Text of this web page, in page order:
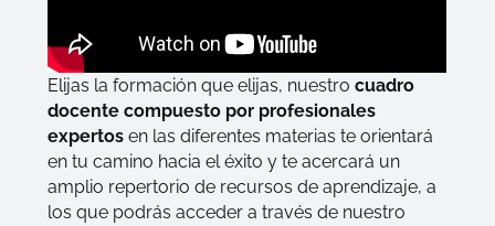
Elijas la formación que elijas, nuestrocuadro
docente compuesto por profesionales
expertos en las diferentes materias te orientará
en tu camino hacia el éxito y te acercará un
amplio repertorio de recursos de aprendizaje, a
los que podrás acceder a través de nuestro